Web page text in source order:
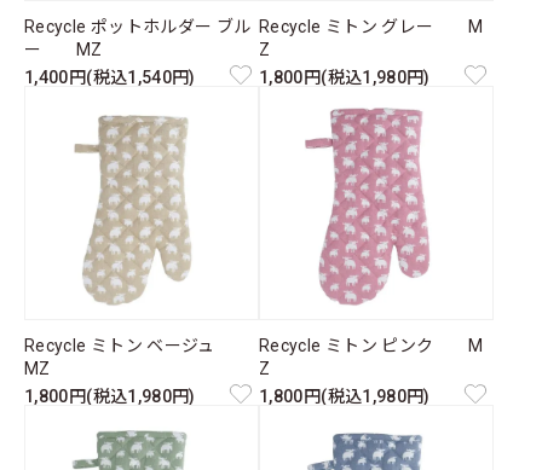
Recycle ポットホルダー ブル
ー MZ
1,400円(税込1,540円)
Recycle ミトン グレー M
Z
1,800円(税込1,980円)
Recycle ミトン ベージュ
MZ
1,800円(税込1,980円)
Recycle ミトン ピンク M
Z
1,800円(税込1,980円)